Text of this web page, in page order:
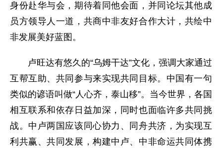
身份赴华与会，期待着同他会面，并同论坛其他成
员方领导人一道，共商中非友好合作大计，共绘中
非发展美好蓝图。
卢旺达有悠久的“乌姆干达”文化，强调大家通过
互帮互助、共同参与来实现共同目标。中国有一句
类似的谚语叫做“人心齐，泰山移”。当今世界，各国
相互联系和依存日益加深，同时也面临许多共同挑
战。中卢两国应该同心协力、同舟共济，为实现互
利共赢、共同发展，构建中卢、中非命运共同体携